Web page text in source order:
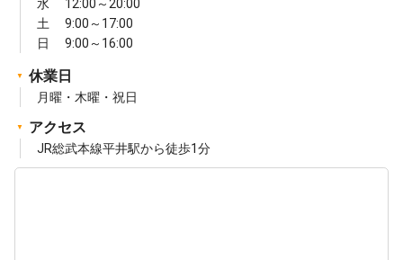
水 12:00～20:00
土 9:00～17:00
日 9:00～16:00
休業日
月曜・木曜・祝日
アクセス
JR総武本線平井駅から徒歩1分